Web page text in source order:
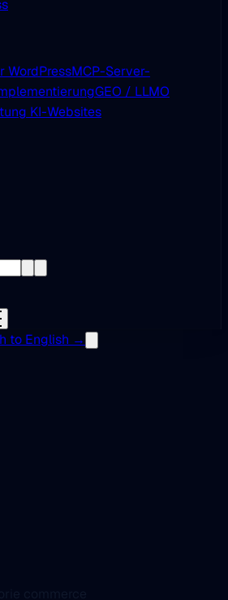
WordPressMCP-Server-
GEO / LLMO
KI-Websites
to English →